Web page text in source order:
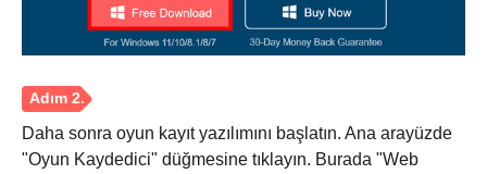
Daha sonra oyun kayıt yazılımını başlatın. Ana arayüzde
"Oyun Kaydedici" düğmesine tıklayın. Burada "Web